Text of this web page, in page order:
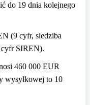
do 19 dnia kolejnego
(9 cyfr, siedziba
cyfr SIREN).
460 000 EUR
wysyłkowej to 10